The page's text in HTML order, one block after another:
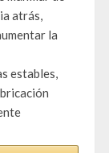
atrás,
la
estables,